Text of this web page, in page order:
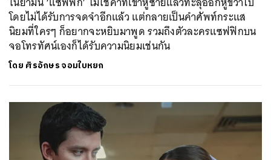
โดยไม่ได้รับการจดจำอีกแล้ว แต่กลายเป็นคำศัพท์กระแส
นิยมที่ใครๆ ก็อยากจะหยิบมาพูด รวมถึงตัวละครแซฟฟิกบน
จอโทรทัศน์เองก็ได้รับความนิยมเช่นกัน
โดย ศิรอักษร จอมใบหยก